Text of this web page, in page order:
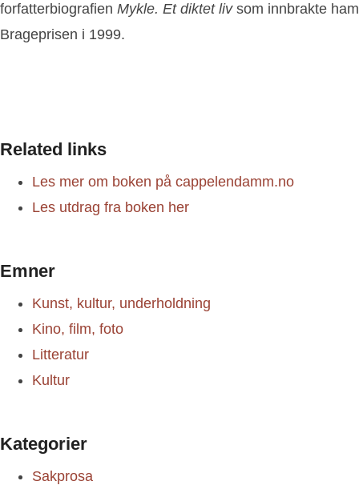
forfatterbiografien Mykle. Et diktet livsom innbrakte ham
Brageprisen i 1999.
Related links
Les mer om boken på cappelendamm.no
Les utdrag fra boken her
Emner
Kunst, kultur, underholdning
Kino, film, foto
Litteratur
Kultur
Kategorier
Sakprosa